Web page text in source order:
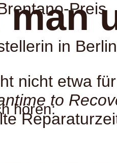
man
hören:
Preis
in
nicht etwa für
to